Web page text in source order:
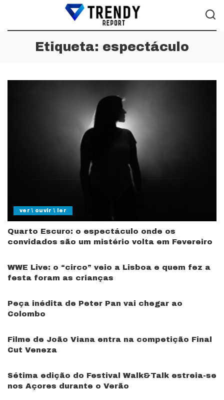
Etiqueta: espectáculo
ver \ ouvir \ ler
Quarto Escuro: o espectáculo onde os
convidados são um mistério volta em Fevereiro
WWE Live: o “circo” veio a Lisboa e quem fez a
festa foram as crianças
Peça inédita de Peter Pan vai chegar ao
Colombo
Filme de João Viana entra na competição Final
Cut Veneza
Sétima edição do Festival Walk&Talk estreia-se
nos Açores durante o Verão